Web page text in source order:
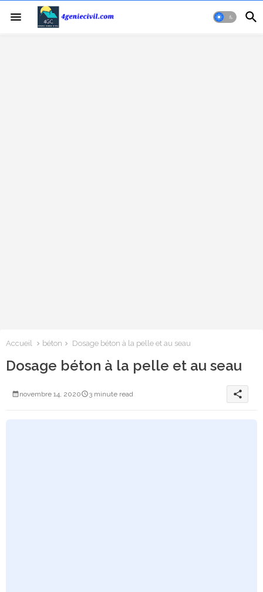
Accueil béton Dosage béton à la pelle et au seau
Dosage béton à la pelle et au seau
novembre 14, 2020 3 minute read share